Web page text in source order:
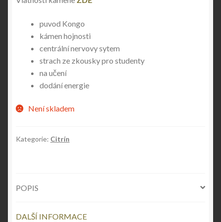
puvod Kongo
kámen hojnosti
centrální nervovy sytem
strach ze zkousky pro studenty
na učení
dodání energie
Není skladem
Kategorie: Citrín
POPIS
DALŠÍ INFORMACE